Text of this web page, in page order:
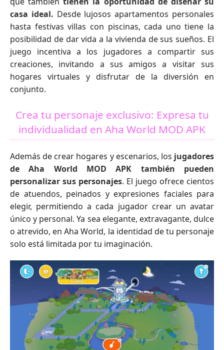
casa ideal. Desde lujosos apartamentos personales
hasta festivas villas con piscinas, cada uno tiene la
posibilidad de dar vida a la vivienda de sus sueños. El
juego incentiva a los jugadores a compartir sus
creaciones, invitando a sus amigos a visitar sus
hogares virtuales y disfrutar de la diversión en
conjunto.
Crea tu personaje exclusivo: Expresa tu
individualidad en Aha World MOD APK
Además de crear hogares y escenarios, los jugadores
de Aha World MOD APK también pueden
personalizar sus personajes. El juego ofrece cientos
de atuendos, peinados y expresiones faciales para
elegir, permitiendo a cada jugador crear un avatar
único y personal. Ya sea elegante, extravagante, dulce
o atrevido, en Aha World, la identidad de tu personaje
solo está limitada por tu imaginación.